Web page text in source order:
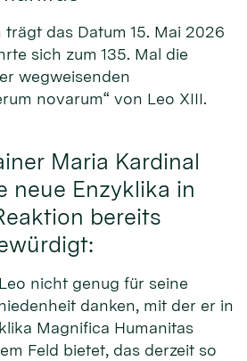
das Datum 15. Mai 2026
sich zum 135. Mal die
wegweisenden
novarum“ von Leo XIII.
Maria Kardinal
neue Enzyklika in
bereits
nicht genug für seine
danken, mit der er in
Magnifica Humanitas
Feld bietet, das derzeit so